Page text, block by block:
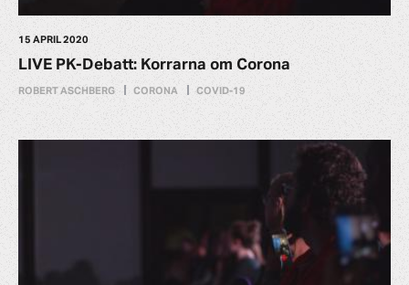
15 APRIL 2020
LIVE PK-Debatt: Korrarna om Corona
ROBERT ASCHBERG CORONA COVID-19